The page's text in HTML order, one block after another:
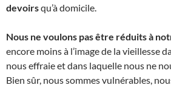
devoirsqu’à domicile.
Nous ne voulons pas être réduits à
encore moins à l’image de la vieillesse
nous effraie et dans laquelle nous ne
Bien sûr, nous sommes vulnérables,